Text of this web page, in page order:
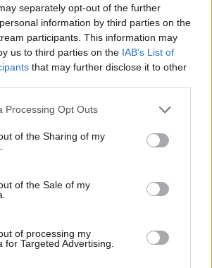
separately opt-out of the further
information by third parties on the
participants. This information may
us to third parties on the IAB’s List of
that may further disclose it to other
Processing Opt Outs
of the Sharing of my
of the Sale of my
of processing my
for Targeted Advertising.
εκτός έδρας με την